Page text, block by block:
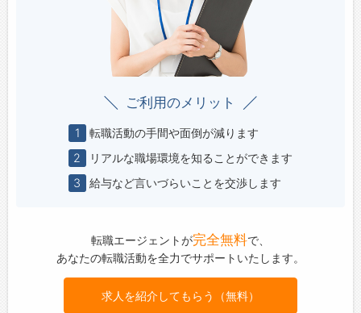
ご利用のメリット
1
転職活動の手間や面倒が減ります
2
リアルな職場環境を知ることができます
3
給与など言いづらいことを交渉します
転職エージェントが完全無料で、
あなたの転職活動を全力でサポートいたします。
求人を紹介してもらう（無料）